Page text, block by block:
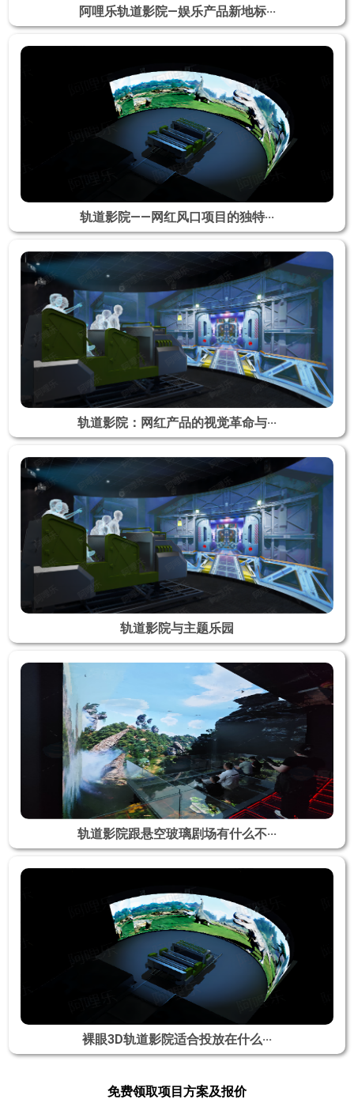
阿哩乐轨道影院—娱乐产品新地标···
轨道影院——网红风口项目的独特···
轨道影院：网红产品的视觉革命与···
轨道影院与主题乐园
轨道影院跟悬空玻璃剧场有什么不···
裸眼3D轨道影院适合投放在什么···
免费领取项目方案及报价